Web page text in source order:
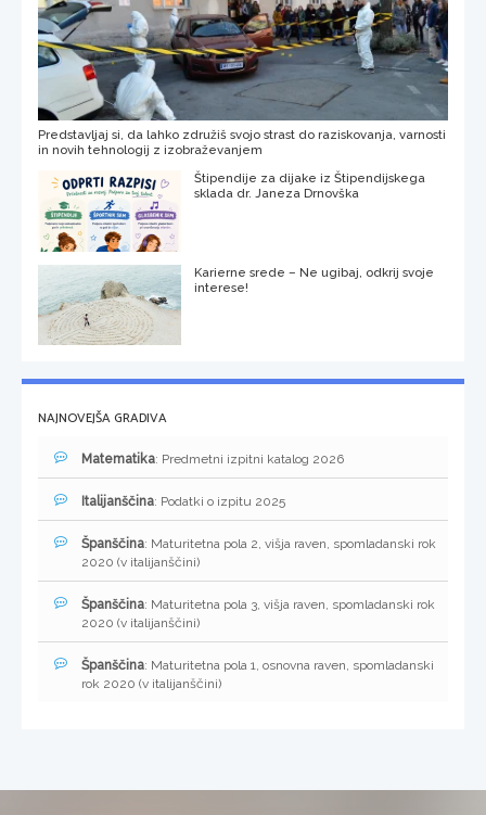
Predstavljaj si, da lahko združiš svojo strast do raziskovanja, varnosti
in novih tehnologij z izobraževanjem
Štipendije za dijake iz Štipendijskega
sklada dr. Janeza Drnovška
Karierne srede – Ne ugibaj, odkrij svoje
interese!
NAJNOVEJŠA GRADIVA
Matematika: Predmetni izpitni katalog 2026
Italijanščina: Podatki o izpitu 2025
Španščina: Maturitetna pola 2, višja raven, spomladanski rok
2020 (v italijanščini)
Španščina: Maturitetna pola 3, višja raven, spomladanski rok
2020 (v italijanščini)
Španščina: Maturitetna pola 1, osnovna raven, spomladanski
rok 2020 (v italijanščini)